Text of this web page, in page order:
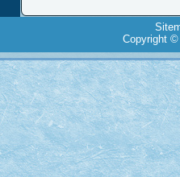
Copyright ©